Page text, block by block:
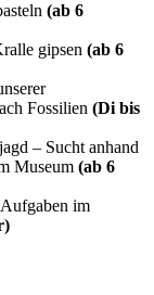
(ab 6
gipsen (ab 6
Fossilien (Di bis
– Sucht anhand
Museum (ab 6
im